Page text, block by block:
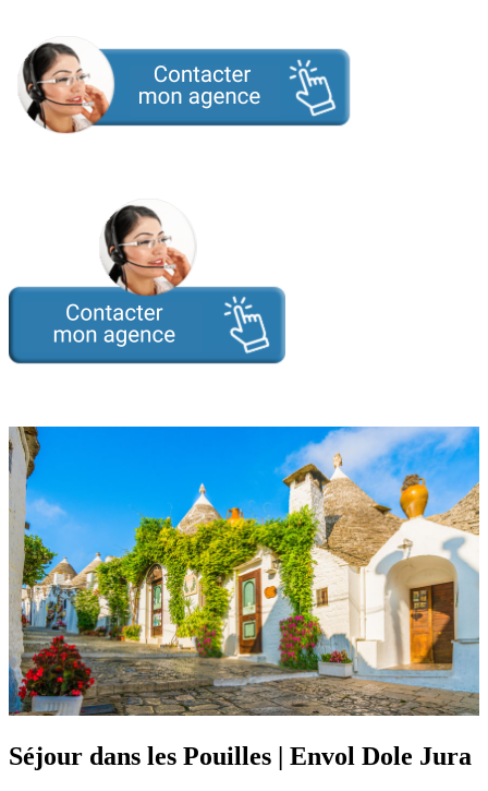
Séjour dans les Pouilles | Envol Dole Jura